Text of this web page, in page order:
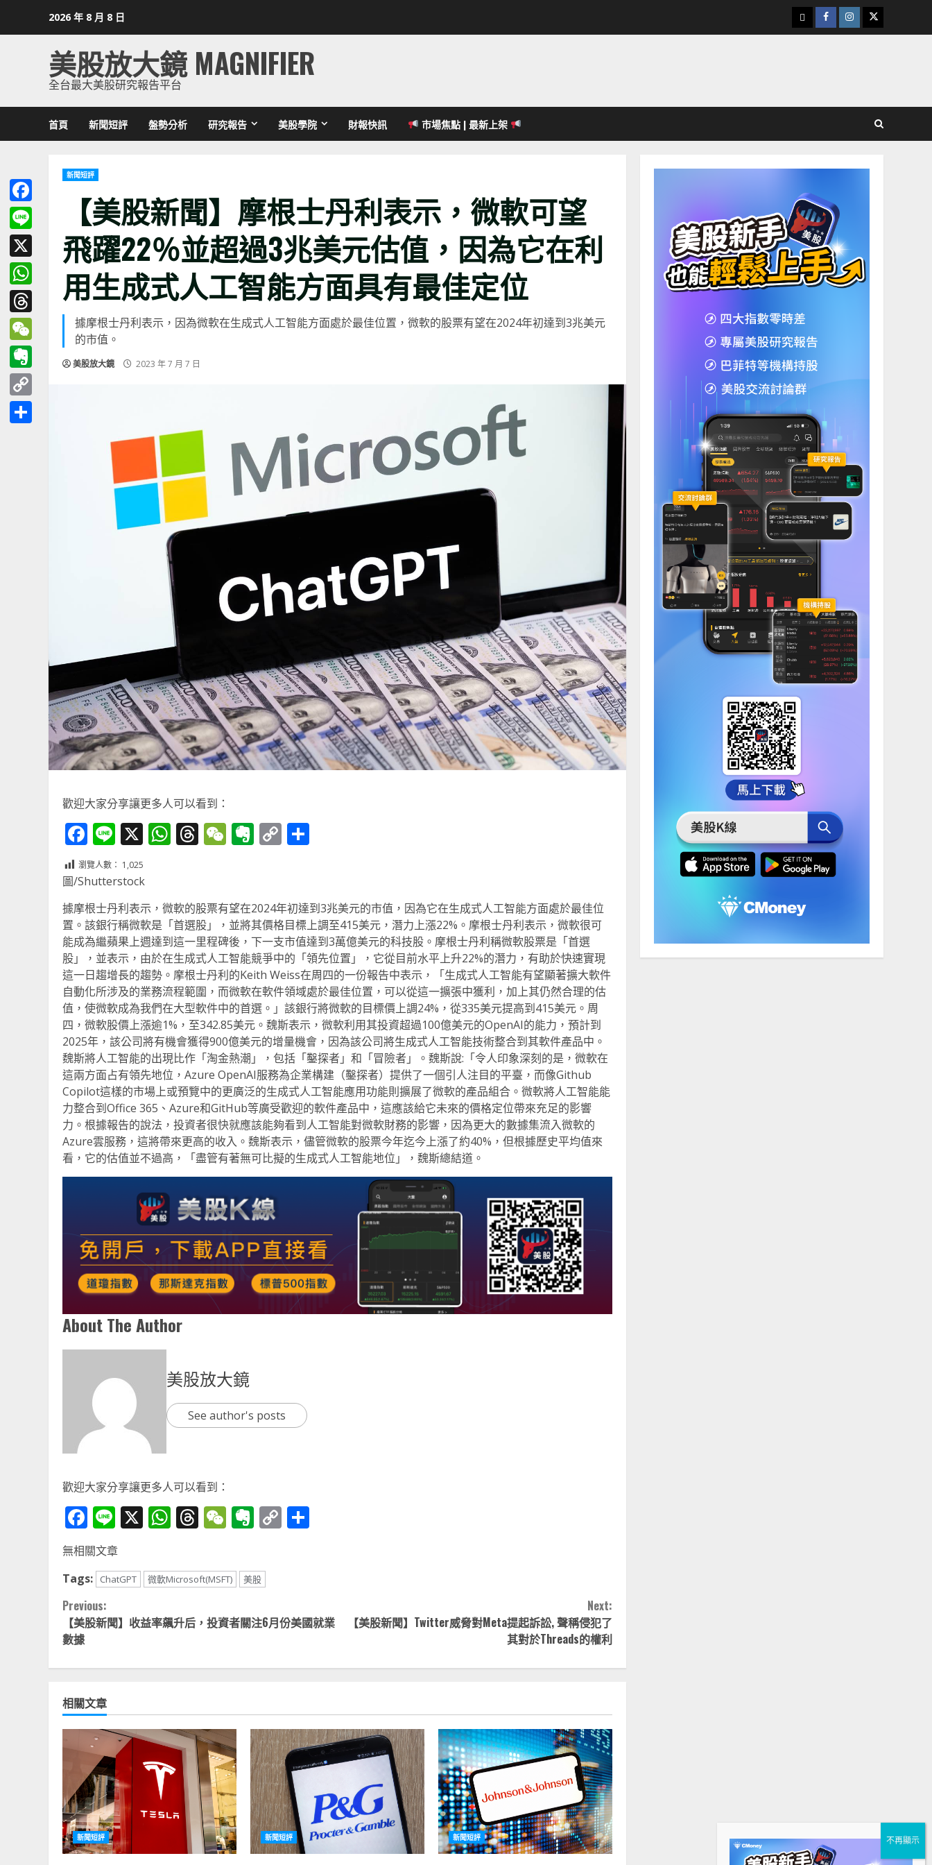
2026 年 8 月 8 日
下
載
Facebook
Instagram
Twitter
美股放大鏡 MAGNIFIER
全台最大美股研究報告平台
首頁 新聞短評 盤勢分析 研究報告 美股學院 財報快訊 市場焦點 | 最新上架
新聞短評
【美股新聞】摩根士丹利表示，微軟可望
飛躍22％並超過3兆美元估值，因為它在利
用生成式人工智能方面具有最佳定位
據摩根士丹利表示，因為微軟在生成式人工智能方面處於最佳位置，微軟的股票有望在2024年初達到3兆美元
的市值。
美股放大鏡 2023 年 7 月 7 日
歡迎大家分享讓更多人可以看到：
Facebook
Line
X WhatsApp
Threads
WeChat
Evernote
Copy
瀏覽人數： 1,025
圖/Shutterstock
據摩根士丹利表示，微軟的股票有望在2024年初達到3兆美元的市值，因為它在生成式人工智能方面處於最佳位
置。該銀行稱微軟是「首選股」，並將其價格目標上調至415美元，潛力上漲22%。摩根士丹利表示，微軟很可
能成為繼蘋果上週達到這一里程碑後，下一支市值達到3萬億美元的科技股。摩根士丹利稱微軟股票是「首選
股」，並表示，由於在生成式人工智能競爭中的「領先位置」，它從目前水平上升22%的潛力，有助於快速實現
這一日趨增長的趨勢。摩根士丹利的Keith Weiss在周四的一份報告中表示，「生成式人工智能有望顯著擴大軟件
自動化所涉及的業務流程範圍，而微軟在軟件領域處於最佳位置，可以從這一擴張中獲利，加上其仍然合理的估
值，使微軟成為我們在大型軟件中的首選。」該銀行將微軟的目標價上調24%，從335美元提高到415美元。周
四，微軟股價上漲逾1%，至342.85美元。魏斯表示，微軟利用其投資超過100億美元的OpenAI的能力，預計到
2025年，該公司將有機會獲得900億美元的增量機會，因為該公司將生成式人工智能技術整合到其軟件產品中。
魏斯將人工智能的出現比作「淘金熱潮」，包括「鑿探者」和「冒險者」。魏斯說:「令人印象深刻的是，微軟在
這兩方面占有領先地位，Azure OpenAI服務為企業構建（鑿探者）提供了一個引人注目的平臺，而像Github
Copilot這樣的市場上或預覽中的更廣泛的生成式人工智能應用功能則擴展了微軟的產品組合。微軟將人工智能能
力整合到Office 365、Azure和GitHub等廣受歡迎的軟件產品中，這應該給它未來的價格定位帶來充足的影響
力。根據報告的說法，投資者很快就應該能夠看到人工智能對微軟財務的影響，因為更大的數據集流入微軟的
Azure雲服務，這將帶來更高的收入。魏斯表示，儘管微軟的股票今年迄今上漲了約40%，但根據歷史平均值來
看，它的估值並不過高，「盡管有著無可比擬的生成式人工智能地位」，魏斯總結道。
About The Author
美股放大鏡
See author's posts
歡迎大家分享讓更多人可以看到：
Facebook
Line
X WhatsApp
Threads
WeChat
Evernote
Copy
無相關文章
Tags:
ChatGPT 微軟Microsoft(MSFT) 美股
Continue
Reading
Previous:
【美股新聞】收益率飆升后，投資者關注6月份美國就業
數據
Next:
【美股新聞】Twitter威脅對Meta提起訴訟, 聲稱侵犯了
其對於Threads的權利
相關文章
新聞短評 新聞短評 新聞短評
Facebook
Line
X
WhatsApp
Threads
WeChat
Evernote
Copy